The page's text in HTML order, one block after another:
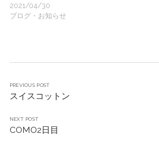
2021/04/30
ブログ・お知らせ
PREVIOUS POST
スイスコットン
NEXT POST
COMO2日目